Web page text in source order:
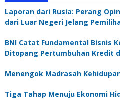
Laporan dari Rusia: Perang
dari Luar Negeri Jelang
BNI Catat Fundamental Bisnis
Ditopang Pertumbuhan Kredit
Menengok Madrasah
Tiga Tahap Menuju Ekonomi